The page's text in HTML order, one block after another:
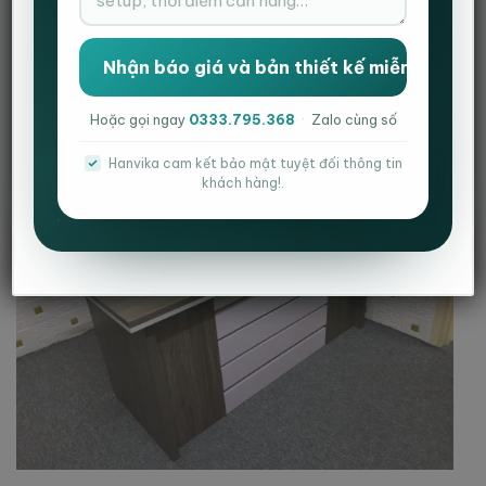
Bàn giám đốc màu cafe vân sọc trắng 1m4, rộng 70cm.
Kích thước: Dài 1400 – Rộng 700- Cao 750(mm)
Hoặc gọi ngay 0333.795.368 · Zalo cùng số
Hanvika cam kết bảo mật tuyệt đối thông tin
khách hàng!.